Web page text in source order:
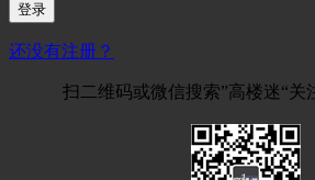
登录
还没有注册？
扫二维码或微信搜索”高楼迷“关